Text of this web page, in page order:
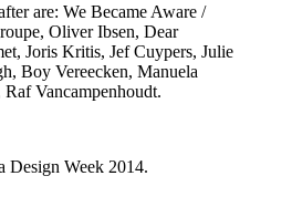
are: We Became Aware /
Oliver Ibsen, Dear
Joris Kritis, Jef Cuypers, Julie
Boy Vereecken, Manuela
Raf Vancampenhoudt.
Design Week 2014.